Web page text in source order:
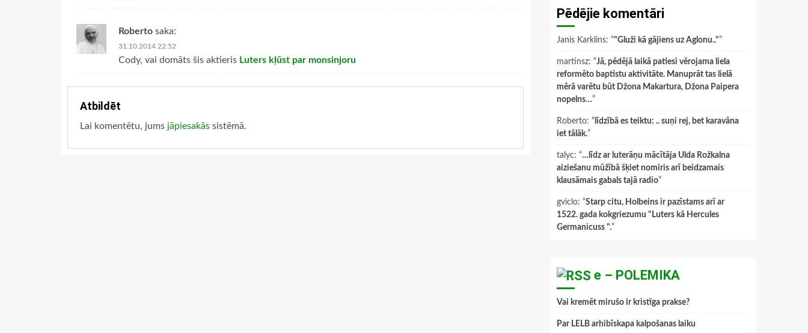
Roberto saka:
31.10.2014 22:52
Cody, vai domāts šis aktieris Luters kļūst par monsinjoru
Atbildēt
Lai komentētu, jums jāpiesakās sistēmā.
Pēdējie komentāri
Janis Karklins: “"Gluži kā gājiens uz Aglonu.."”
martinsz: “Jā, pēdējā laikā patiesi vērojama liela
reformēto baptistu aktivitāte. Manuprāt tas lielā
mērā varētu būt Džona Makartura, Džona Paipera
nopelns…”
Roberto: “ līdzībā es teiktu: .. suņi rej, bet karavāna
iet tālāk.”
talyc: “…līdz ar luterāņu mācītāja Ulda Rožkalna
aiziešanu mūžībā šķiet nomiris arī beidzamais
klausāmais gabals tajā radio”
gviclo: “Starp citu, Holbeins ir pazīstams arī ar
1522. gada kokgriezumu "Luters kā Hercules
Germanicuss ".”
e – POLEMIKA
Vai kremēt mirušo ir kristīga prakse?
Par LELB arhibīskapa kalpošanas laiku